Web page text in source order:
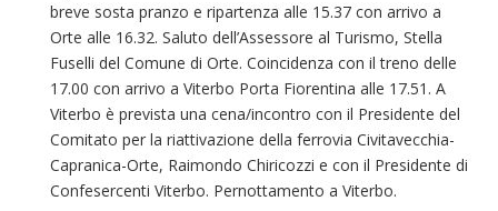
breve sosta pranzo e ripartenza alle 15.37 con arrivo a
Orte alle 16.32. Saluto dell’Assessore al Turismo, Stella
Fuselli del Comune di Orte. Coincidenza con il treno delle
17.00 con arrivo a Viterbo Porta Fiorentina alle 17.51. A
Viterbo è prevista una cena/incontro con il Presidente del
Comitato per la riattivazione della ferrovia Civitavecchia-
Capranica-Orte, Raimondo Chiricozzi e con il Presidente di
Confesercenti Viterbo. Pernottamento a Viterbo.